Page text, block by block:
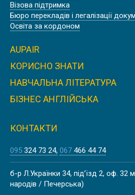
КУРСИ АНГЛІЙСЬКОЇ
НЬЮ ЙОРК |
КУРСИ
АНГЛІЇ, ЛЬЮЇС |
КУРСИ
АВСТРІЇ,
Візова підтримка
Бюро перекладів і легалізації
Освіта за кордоном
AUPAIR
КОРИСНО ЗНАТИ
НАВЧАЛЬНА ЛІТЕРАТУРА
БІЗНЕС АНГЛІЙСЬКА
КОНТАКТИ
095 324 73 24 067 466 44 74
б-р Л.Українки 34, під’їзд 2, оф.
народів / Печерська)